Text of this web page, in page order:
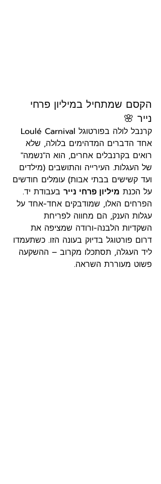
הקסם שמתחיל במיליון פרחי
נייר 🌸
קרנבל לולה בפורטוגל Loulé Carnival
אחד הדברים המדהימים בלולה, שלא
רואים בקרנבלים אחרים, הוא ה"נשמה"
של העגלות. העירייה והתושבים (מילדים
ועד קשישים בבתי אבות) עומלים חודשים
על הכנת מיליון פרחי נייר בעבודת יד.
הפרחים האלו, שמודבקים אחד-אחד על
עגלות הענק, הם מחווה לפריחת
השקדיות הלבנה-ורודה שמציפה את
דרום פורטוגל בדיוק בעונה הזו. כשתעמדו
ליד העגלה, תסתכלו מקרוב – ההשקעה
פשוט מעוררת השראה.